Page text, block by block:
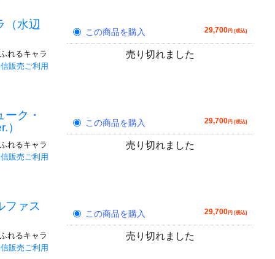
（水辺
れるキャラ
販売ご利用
この商品を購入 29,700円 (税込)
売り切れました
ク・
れるキャラ
販売ご利用
この商品を購入 29,700円 (税込)
売り切れました
ファス
れるキャラ
販売ご利用
この商品を購入 29,700円 (税込)
売り切れました